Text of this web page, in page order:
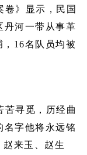
卷》显示，民国
丹河一带从事革
16名队员均被
苦寻觅，历经曲
名字他将永远铭
来玉、赵生